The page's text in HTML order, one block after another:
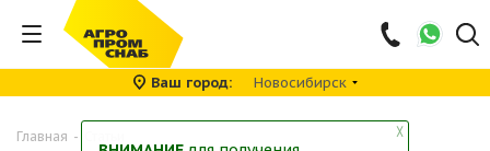
Ваш город Новосибирск
Главная - ╳